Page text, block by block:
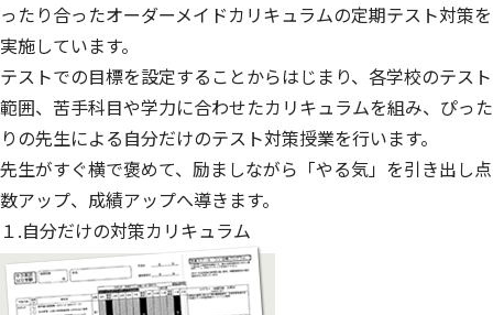
ったり合ったオーダーメイドカリキュラムの定期テスト対策を
実施しています。
テストでの目標を設定することからはじまり、各学校のテスト
範囲、苦手科目や学力に合わせたカリキュラムを組み、ぴった
りの先生による自分だけのテスト対策授業を行います。
先生がすぐ横で褒めて、励ましながら「やる気」を引き出し点
数アップ、成績アップへ導きます。
１.自分だけの対策カリキュラム